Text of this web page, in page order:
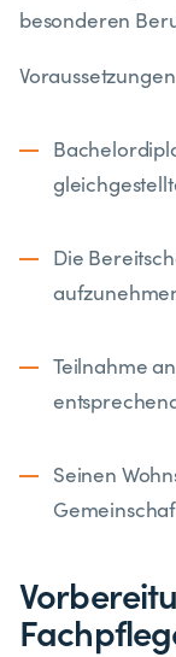
besonderen
Die
Teilnahme
Seinen